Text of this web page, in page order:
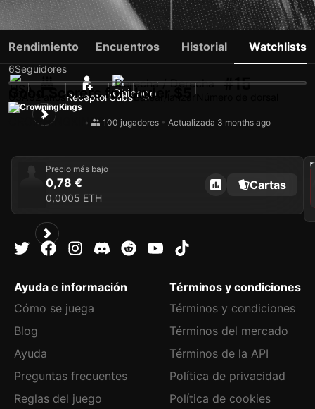
CARSON KELLY
6Seguidores
ReceptorCubs
Derecha / Derecha
Batear/lanzar
#15
Rendimiento Encuentros Historial Watchlists
Good Scorers for Under $5
CrowningKings
•
100 jugadores • Actualizada 3 months ago
Precio más bajo
0,78 €
0,0005 ETH
Cartas
2025
Ayuda e información
Cómo se juega
Blog
Ayuda
Preguntas frecuentes
Reglas del juego
Términos y condiciones
Términos y condiciones
Términos del mercado
Términos de la API
Política de privacidad
Política de cookies